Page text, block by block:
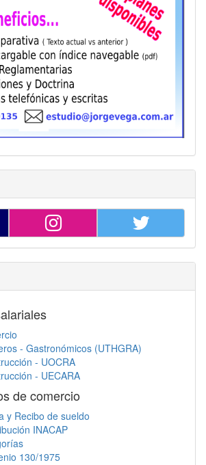
- Gastronómicos (UTHGRA)
- UOCRA
- UECARA
de comercio
y Recibo de sueldo
INACAP
130/1975